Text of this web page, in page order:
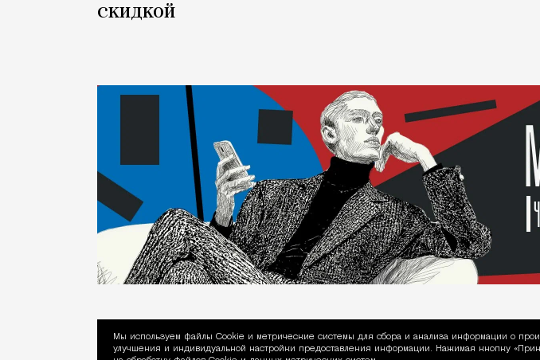
скидкой
Мы используем файлы Сookie и метрические системы для сбора и анализа информации о
улучшения и индивидуальной настройки предоставления информации. Нажимая кнопку